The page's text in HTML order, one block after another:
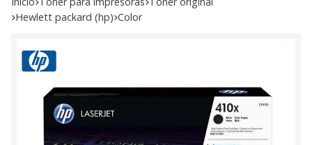
hewlett packard (hp)
color